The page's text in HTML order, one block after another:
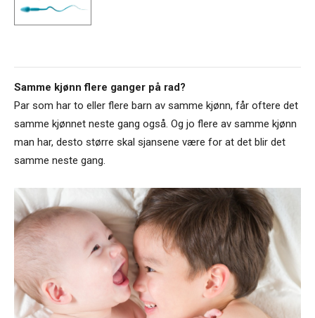
Samme kjønn flere ganger på rad?
Par som har to eller flere barn av samme kjønn, får oftere det
samme kjønnet neste gang også. Og jo flere av samme kjønn
man har, desto større skal sjansene være for at det blir det
samme neste gang.